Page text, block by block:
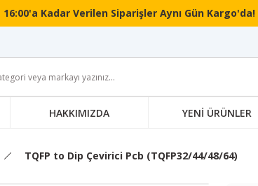
16:00'a Kadar Verilen Siparişler Aynı Gün Kargo'da!
HAKKIMIZDA YENİ ÜRÜNLER
TQFP to Dip Çevirici Pcb (TQFP32/44/48/64)